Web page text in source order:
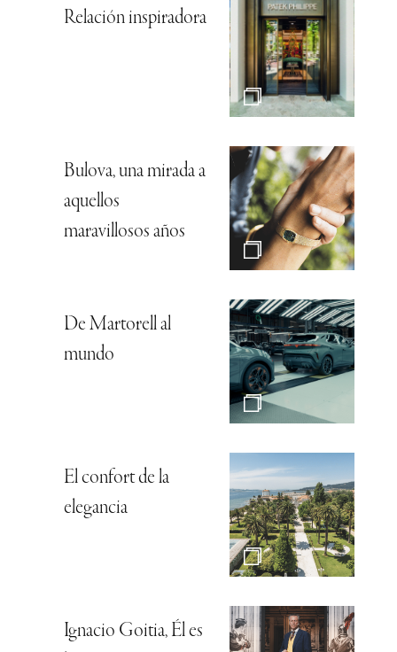
Relación inspiradora
Bulova, una mirada a
aquellos
maravillosos años
De Martorell al
mundo
El confort de la
elegancia
Ignacio Goitia, Él es